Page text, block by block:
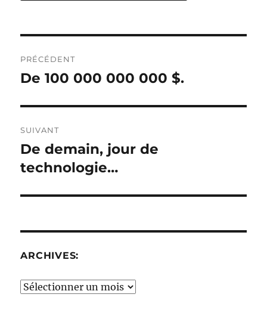
de
PRÉCÉDENT
Publication
De 100 000 000 000 $.
SUIVANT
Publication
suivante :
De demain, jour de
technologie…
ARCHIVES:
Archives: